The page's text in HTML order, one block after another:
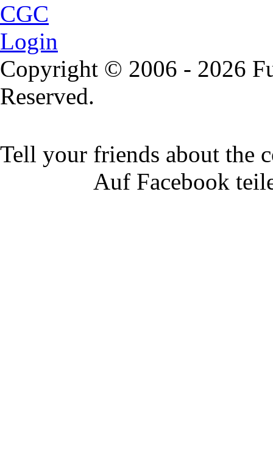
CGC
Login
Copyright © 2006 - 2026
Reserved.
Tell your friends about the
Auf Facebook